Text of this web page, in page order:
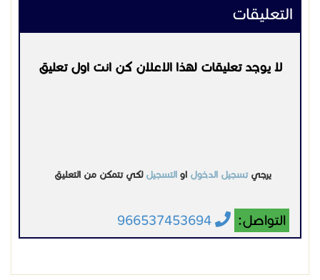
التعليقات
لا يوجد تعليقات لهذا الاعلان كن انت اول تعليق
يرجيتسجيل الدخول او التسجيل لكي تتمكن من التعليق
التواصل: 966537453694